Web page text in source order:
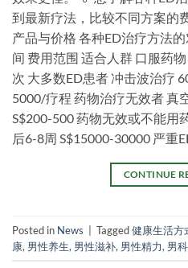
到最新疗法，比较不同方案的
产品与价格 各种ED治疗方法
间 费用范围 适合人群 口服药
次 大多数ED患者 冲击波治疗
5000/疗程 药物治疗无效者 真
S$200-500 药物无效或不能用
后6-8周 S$15000-30000 严重
CONTINUE
Posted in News Tagged健康生活方
康, 男性养生, 男性滋补, 男性精力, 男科